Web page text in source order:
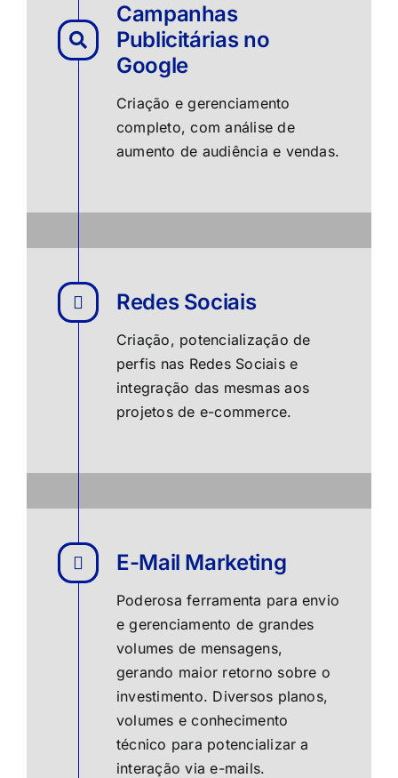
Campanhas
Publicitárias no
Google
Criação e gerenciamento
completo, com análise de
aumento de audiência e vendas.
Redes Sociais
Criação, potencialização de
perfis nas Redes Sociais e
integração das mesmas aos
projetos de e-commerce.
E-Mail Marketing
Poderosa ferramenta para envio
e gerenciamento de grandes
volumes de mensagens,
gerando maior retorno sobre o
investimento. Diversos planos,
volumes e conhecimento
técnico para potencializar a
interação via e-mails.